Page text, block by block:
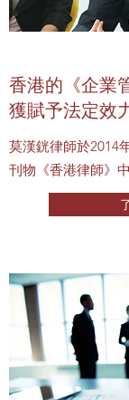
香港的《企業
獲賦予法定效
莫漢銧律師於2014
刊物《香港律師》